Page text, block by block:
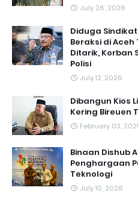
July 26, 2026
Diduga
Beraksi di
Ditarik, Korban
Polisi
July 12, 2026
Dibangun Kios
Kering Bireuen
February 03,
Binaan Dishub
Penghargaan
Teknologi
July 10, 2026